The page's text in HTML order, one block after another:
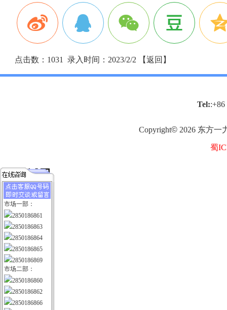
点击数：1031 录入时间：2023/2/2 【返回 】
Tel::+86
Copyright© 2026 东方一
蜀
市场一部：
2850186861
2850186863
2850186864
2850186865
2850186869
市场二部：
2850186860
2850186862
2850186866